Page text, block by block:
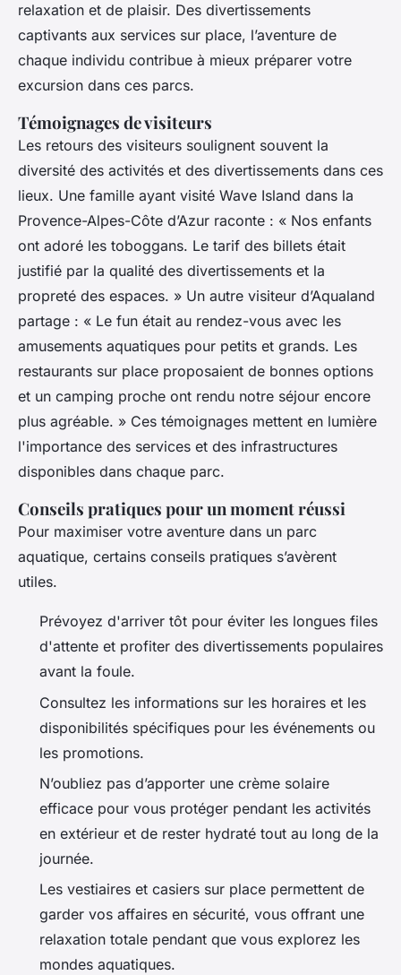
relaxation et de plaisir. Des divertissements
captivants aux services sur place, l’aventure de
chaque individu contribue à mieux préparer votre
excursion dans ces parcs.
Témoignages de visiteurs
Les retours des visiteurs soulignent souvent la
diversité des activités et des divertissements dans ces
lieux. Une famille ayant visité Wave Island dans la
Provence-Alpes-Côte d’Azur raconte : « Nos enfants
ont adoré les toboggans. Le tarif des billets était
justifié par la qualité des divertissements et la
propreté des espaces. » Un autre visiteur d’Aqualand
partage : « Le fun était au rendez-vous avec les
amusements aquatiques pour petits et grands. Les
restaurants sur place proposaient de bonnes options
et un camping proche ont rendu notre séjour encore
plus agréable. » Ces témoignages mettent en lumière
l'importance des services et des infrastructures
disponibles dans chaque parc.
Conseils pratiques pour un moment réussi
Pour maximiser votre aventure dans un parc
aquatique, certains conseils pratiques s’avèrent
utiles.
Prévoyez d'arriver tôt pour éviter les longues files
d'attente et profiter des divertissements populaires
avant la foule.
Consultez les informations sur les horaires et les
disponibilités spécifiques pour les événements ou
les promotions.
N’oubliez pas d’apporter une crème solaire
efficace pour vous protéger pendant les activités
en extérieur et de rester hydraté tout au long de la
journée.
Les vestiaires et casiers sur place permettent de
garder vos affaires en sécurité, vous offrant une
relaxation totale pendant que vous explorez les
mondes aquatiques.